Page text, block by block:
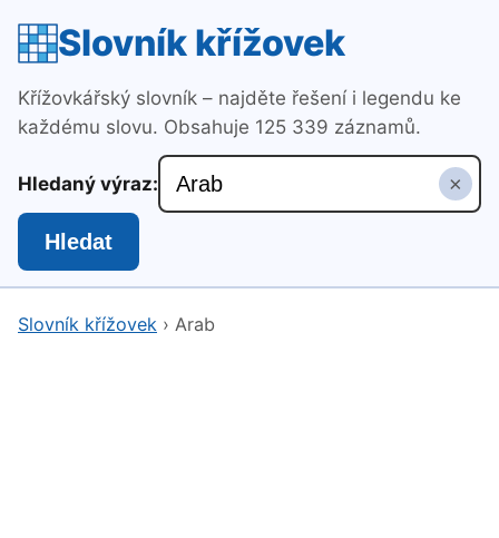
Slovník křížovek
Křížovkářský slovník – najděte řešení i legendu ke
každému slovu. Obsahuje 125 339 záznamů.
Hledaný výraz: ×
Hledat
Slovník křížovek › Arab